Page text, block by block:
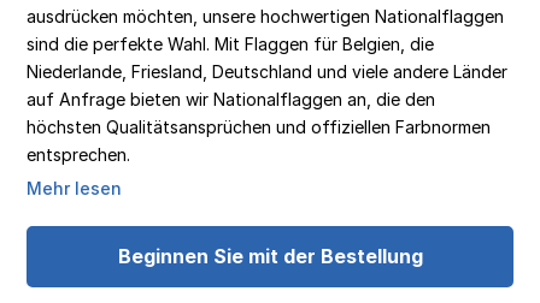
ausdrücken möchten, unsere hochwertigen Nationalflaggen
sind die perfekte Wahl. Mit Flaggen für Belgien, die
Niederlande, Friesland, Deutschland und viele andere Länder
auf Anfrage bieten wir Nationalflaggen an, die den
höchsten Qualitätsansprüchen und offiziellen Farbnormen
entsprechen.
Mehr lesen
Beginnen Sie mit der Bestellung